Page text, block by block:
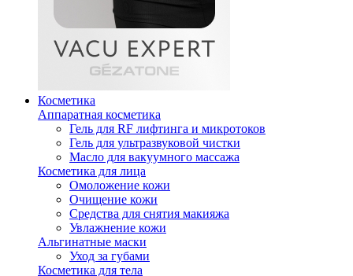
Косметика
Аппаратная косметика
Гель для RF лифтинга и микротоков
Гель для ультразвуковой чистки
Масло для вакуумного массажа
Косметика для лица
Омоложение кожи
Очищение кожи
Средства для снятия макияжа
Увлажнение кожи
Альгинатные маски
Уход за губами
Косметика для тела